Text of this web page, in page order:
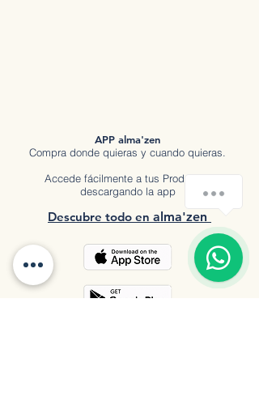
APP alma'zen
Compra donde quieras y cuando quieras.
Accede fácilmente a tus Productos
descargando la app
Descubre todo en a lma'zen
1